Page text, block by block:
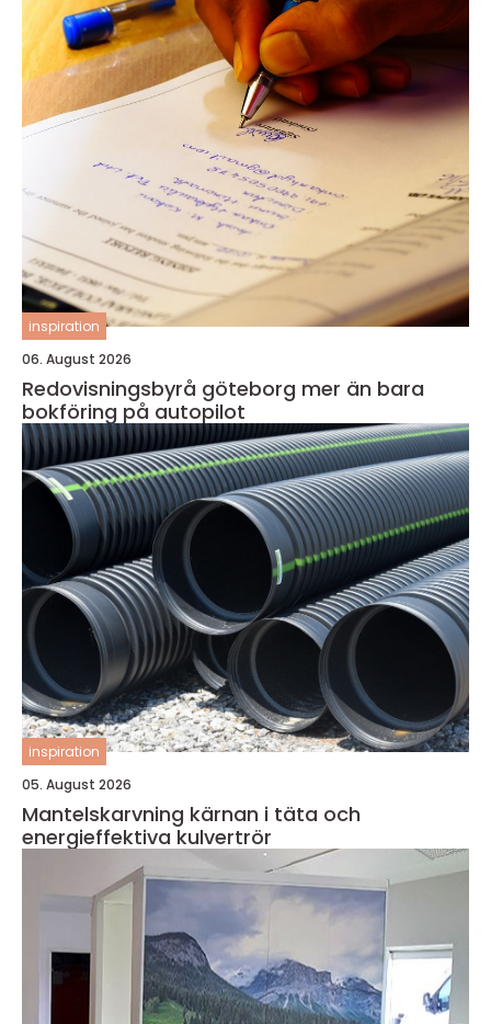
inspiration
06. August 2026
Redovisningsbyrå göteborg mer än bara
bokföring på autopilot
inspiration
05. August 2026
Mantelskarvning kärnan i täta och
energieffektiva kulvertrör